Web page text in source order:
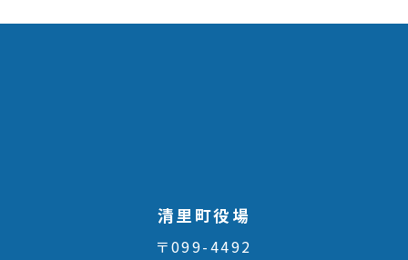
清里町役場
〒099-4492